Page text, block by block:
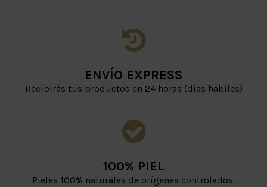
ENVÍO EXPRESS
Recibirás tus productos en 24 horas (días hábiles)
100% PIEL
Pieles 100% naturales de orígenes controlados.